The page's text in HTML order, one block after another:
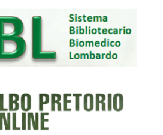
computerizzata (MOC) lombare e
di ultima generazione;
e recente impianto: Philips
quali dotata di AI;
generazione dotati di